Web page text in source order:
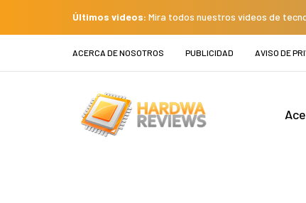
Últimos videos: Mira todos nuestros videos de
ACERCA DE NOSOTROS PUBLICIDAD AVISO DE